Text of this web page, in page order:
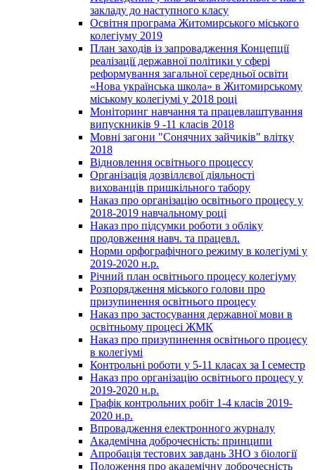
закладу до наступного класу
Освітня програма Житомирського міського
колегіуму 2019
План заходів із запровадження Концепції
реалізації державної політики у сфері
реформування загальної середньої освіти
«Нова українська школа» в Житомирському
міському колегіумі у 2018 році
Моніторинг навчання та працевлаштування
випускників 9 -11 класів 2018
Мовні загони "Сонячних зайчиків" влітку
2018
Відновлення освітнього процессу
Організація дозвіллєвої діяльності
вихованців пришкільного табору
Наказ про організацію освітнього процесу у
2018-2019 навчальному році
Наказ про підсумки роботи з обліку
продовження навч. та працевл.
Норми орфографічного режиму в колегіумі у
2019-2020 н.р.
Річний план освітнього процесу колегіуму
Розпорядження міського голови про
призупинення освітнього процесу
Наказ про застосування державної мови в
освітньому процесі ЖМК
Наказ про призупинення освітнього процесу
в колегіумі
Контрольні роботи у 5-11 класах за І семестр
Наказ про організацію освітнього процесу у
2019-2020 н.р.
Графік контрольних робіт 1-4 класів 2019-
2020 н.р.
Впровадження електронного журналу
Академічна доброчесність: принципи
Апробація тестових завдань ЗНО з біології
Положення про академічну доброчесність